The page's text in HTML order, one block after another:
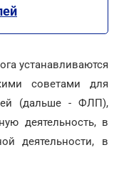
устанавливаются
советами для
(дальше - ФЛП),
деятельность, в
деятельности, в